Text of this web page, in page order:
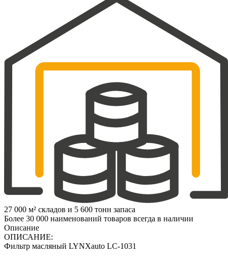
27 000 м² складов и 5 600 тонн запаса
Более 30 000 наименований товаров всегда в наличии
Описание
ОПИСАНИЕ:
Фильтр масляный LYNXauto LC-1031